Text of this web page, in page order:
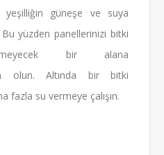
yeşilliğin güneşe ve suya
yüzden panellerinizi bitki
bir alana
olun. Altında bir bitki
fazla su vermeye çalışın.